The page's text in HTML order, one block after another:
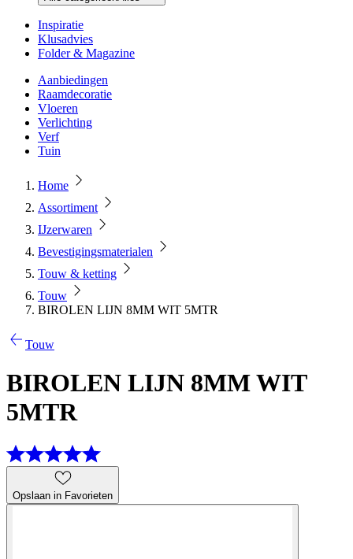
Inspiratie
Klusadvies
Folder & Magazine
Aanbiedingen
Raamdecoratie
Vloeren
Verlichting
Verf
Tuin
Home
Assortiment
IJzerwaren
Bevestigingsmaterialen
Touw & ketting
Touw
BIROLEN LIJN 8MM WIT 5MTR
Touw
BIROLEN LIJN 8MM WIT
5MTR
Opslaan in Favorieten